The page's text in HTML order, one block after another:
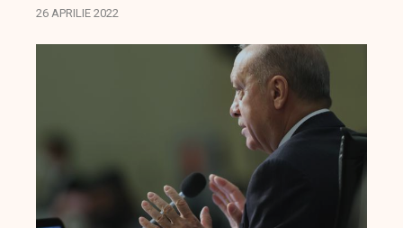
Zelenski.
26 APRILIE 2022